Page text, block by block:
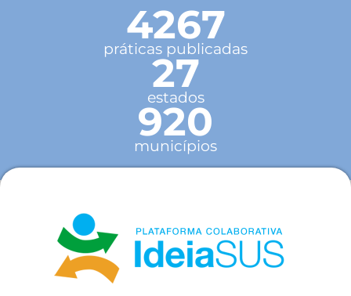
4267
práticas publicadas
27
estados
920
municípios